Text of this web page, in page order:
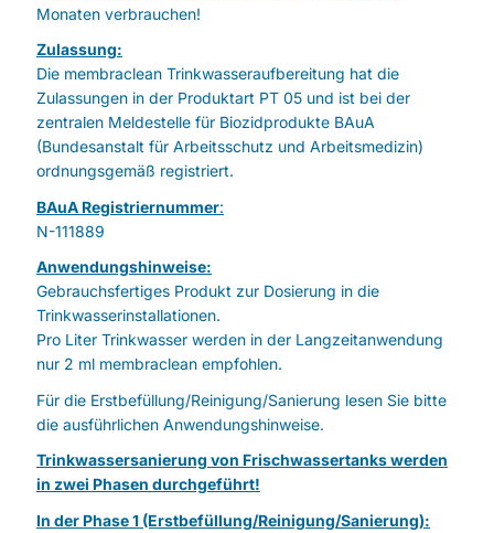
Monaten verbrauchen!
Zulassung:
Die membraclean Trinkwasseraufbereitung hat die
Zulassungen in der Produktart PT 05 und ist bei der
zentralen Meldestelle für Biozidprodukte BAuA
(Bundesanstalt für Arbeitsschutz und Arbeitsmedizin)
ordnungsgemäß registriert.
BAuA Registriernummer:
N-111889
Anwendungshinweise:
Gebrauchsfertiges Produkt zur Dosierung in die
Trinkwasserinstallationen.
Pro Liter Trinkwasser werden in der Langzeitanwendung
nur 2 ml membraclean empfohlen.
Für die Erstbefüllung/Reinigung/Sanierung lesen Sie bitte
die ausführlichen Anwendungshinweise.
Trinkwassersanierung von Frischwassertanks werden
in zwei Phasen durchgeführt!
In der Phase 1 (Erstbefüllung/Reinigung/Sanierung):